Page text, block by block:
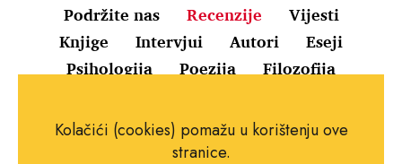
Podržite nas Recenzije
Vijesti
Knjige
Intervjui Autori
Eseji
Psihologija
Poezija Filozofija
Uvjeti korištenja
Pravila o kolačićima
Impressum
Kolačići (cookies) pomažu u korištenju ove
stranice.